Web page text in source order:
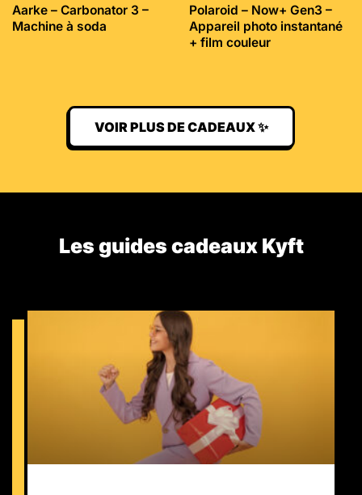
Aarke – Carbonator 3 –
Machine à soda
Polaroid – Now+ Gen3 –
Appareil photo instantané
+ film couleur
VOIR PLUS DE CADEAUX ✨
Les guides cadeaux Kyft​